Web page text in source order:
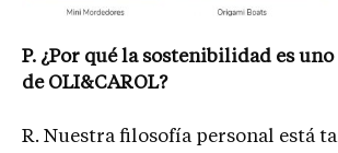
P. ¿Por qué la sostenibilidad es
de OLI&CAROL?
R. Nuestra filosofía personal está